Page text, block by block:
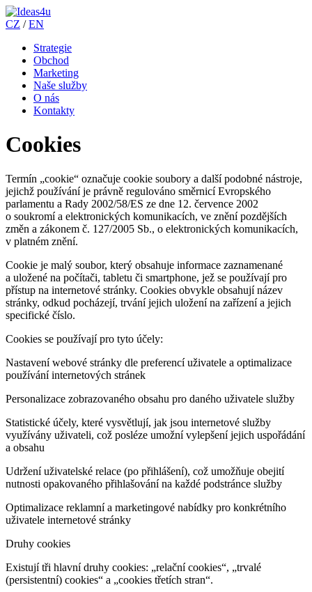
CZ /EN
Strategie
Obchod
Marketing
Naše služby
O nás
Kontakty
Cookies
Termín „cookie“ označuje cookie soubory a další podobné nástroje,
jejichž používání je právně regulováno směrnicí Evropského
parlamentu a Rady 2002/58/ES ze dne 12. července 2002
o soukromí a elektronických komunikacích, ve znění pozdějších
změn a zákonem č. 127/2005 Sb., o elektronických komunikacích,
v platném znění.
Cookie je malý soubor, který obsahuje informace zaznamenané
a uložené na počítači, tabletu či smartphone, jež se používají pro
přístup na internetové stránky. Cookies obvykle obsahují název
stránky, odkud pocházejí, trvání jejich uložení na zařízení a jejich
specifické číslo.
Cookies se používají pro tyto účely:
Nastavení webové stránky dle preferencí uživatele a optimalizace
používání internetových stránek
Personalizace zobrazovaného obsahu pro daného uživatele služby
Statistické účely, které vysvětlují, jak jsou internetové služby
využívány uživateli, což posléze umožní vylepšení jejich uspořádání
a obsahu
Udržení uživatelské relace (po přihlášení), což umožňuje obejití
nutnosti opakovaného přihlašování na každé podstránce služby
Optimalizace reklamní a marketingové nabídky pro konkrétního
uživatele internetové stránky
Druhy cookies
Existují tři hlavní druhy cookies: „relační cookies“, „trvalé
(persistentní) cookies“ a „cookies třetích stran“.